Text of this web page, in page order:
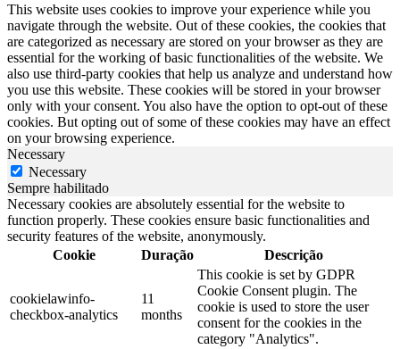
This website uses cookies to improve your experience while you
navigate through the website. Out of these cookies, the cookies that
are categorized as necessary are stored on your browser as they are
essential for the working of basic functionalities of the website. We
also use third-party cookies that help us analyze and understand how
you use this website. These cookies will be stored in your browser
only with your consent. You also have the option to opt-out of these
cookies. But opting out of some of these cookies may have an effect
on your browsing experience.
Necessary
Necessary
Sempre habilitado
Necessary cookies are absolutely essential for the website to
function properly. These cookies ensure basic functionalities and
security features of the website, anonymously.
Cookie
Duração Descrição
cookielawinfo-
checkbox-analytics
11
months
This cookie is set by GDPR
Cookie Consent plugin. The
cookie is used to store the user
consent for the cookies in the
category "Analytics".